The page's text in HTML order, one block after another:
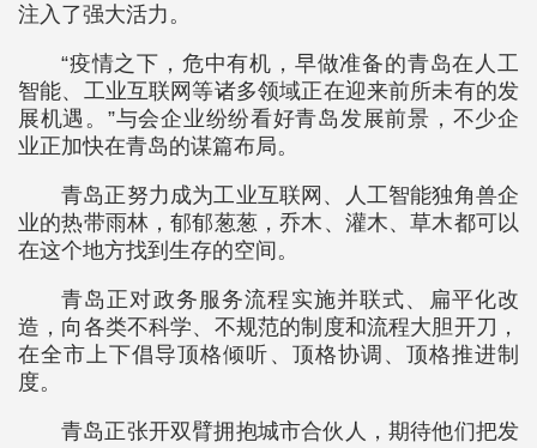
注入了强大活力。
“疫情之下，危中有机，早做准备的青岛在人工
智能、工业互联网等诸多领域正在迎来前所未有的发
展机遇。”与会企业纷纷看好青岛发展前景，不少企
业正加快在青岛的谋篇布局。
青岛正努力成为工业互联网、人工智能独角兽企
业的热带雨林，郁郁葱葱，乔木、灌木、草木都可以
在这个地方找到生存的空间。
青岛正对政务服务流程实施并联式、扁平化改
造，向各类不科学、不规范的制度和流程大胆开刀，
在全市上下倡导顶格倾听、顶格协调、顶格推进制
度。
青岛正张开双臂拥抱城市合伙人，期待他们把发